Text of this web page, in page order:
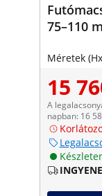
75–110
Méretek
15
A
napban: 16